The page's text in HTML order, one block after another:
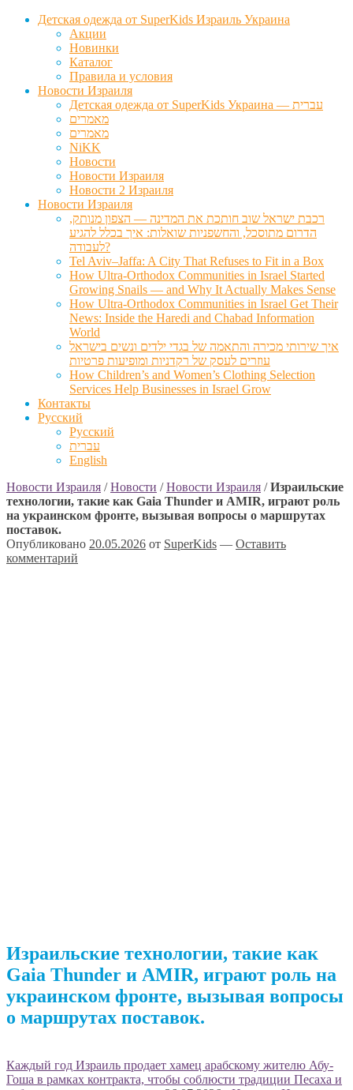
Детская одежда от SuperKids Израиль Украина
Акции
Новинки
Каталог
Правила и условия
Новости Израиля
Детская одежда от SuperKids Украина — עברית
מאמרים
מאמרים
NiKK
Новости
Новости Израиля
Новости 2 Израиля
Новости Израиля
רכבת ישראל שוב חותכת את המדינה — הצפון מנותק,
הדרום מתוסכל, והחשפניות שואלות: איך בכלל להגיע
לעבודה?
Tel Aviv–Jaffa: A City That Refuses to Fit in a Box
How Ultra-Orthodox Communities in Israel Started
Growing Snails — and Why It Actually Makes Sense
How Ultra-Orthodox Communities in Israel Get Their
News: Inside the Haredi and Chabad Information
World
איך שירותי מכירה והתאמה של בגדי ילדים ונשים בישראל
עוזרים לעסק של רקדניות ומופיעות פרטיות
How Children’s and Women’s Clothing Selection
Services Help Businesses in Israel Grow
Контакты
Русский
Русский
עברית
English
Новости Израиля /Новости /Новости Израиля /Израильские
технологии, такие как Gaia Thunder и AMIR, играют роль
на украинском фронте, вызывая вопросы о маршрутах
поставок.
Опубликовано 20.05.2026 от SuperKids — Оставить
комментарий
Израильские технологии, такие как
Gaia Thunder и AMIR, играют роль на
украинском фронте, вызывая вопросы
о маршрутах поставок.
Каждый год Израиль продает хамец арабскому жителю Абу-
Гоша в рамках контракта, чтобы соблюсти традиции Песаха и